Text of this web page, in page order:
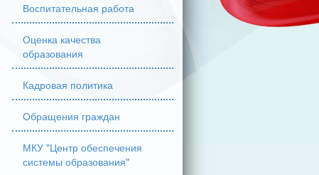
Воспитательная работа
Оценка качества
образования
Кадровая политика
Обращения граждан
МКУ "Центр обеспечения
системы образования"